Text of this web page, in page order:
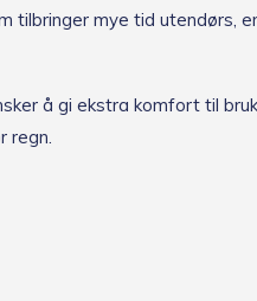
tilbringer mye tid utendørs,
å gi ekstra komfort til
regn.